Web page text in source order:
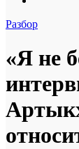
Разбор
«Я не